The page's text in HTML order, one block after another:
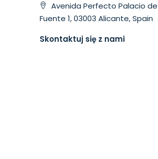
Avenida Perfecto Palacio
Fuente 1, 03003 Alicante, Spain
Skontaktuj się z nami